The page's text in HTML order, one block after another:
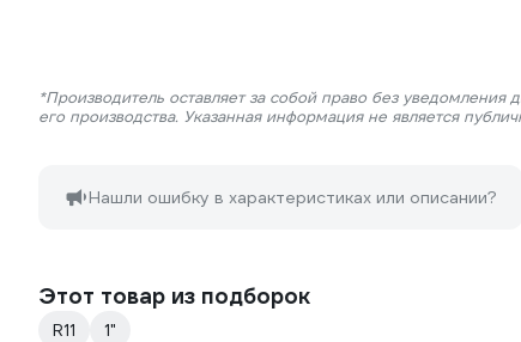
*Производитель оставляет за собой право без
его производства. Указанная информация не является
Нашли ошибку в характеристиках или описании?
Этот товар из подборок
R11 1"